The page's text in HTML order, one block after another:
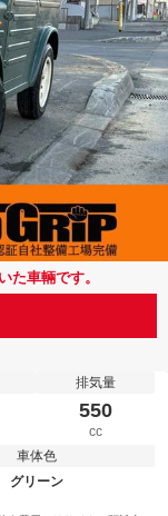
た車輛です。
排気量
550
cc
車体色
グリーン